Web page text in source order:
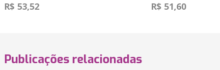
R$ 53,52 R$ 51,60
Publicações relacionadas